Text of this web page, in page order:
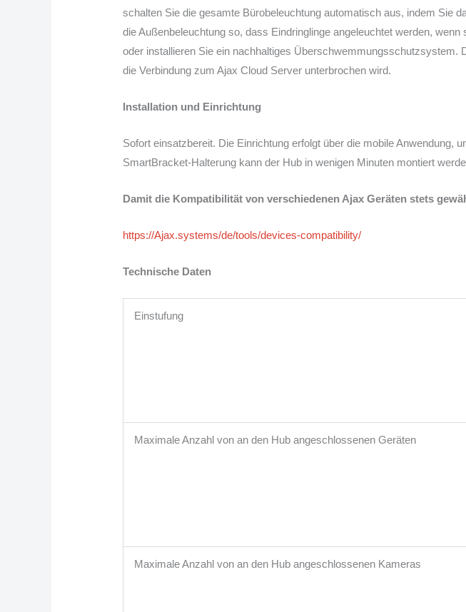
schalten Sie die gesamte Bürobeleuchtung automatisch aus, indem Sie
die Außenbeleuchtung so, dass Eindringlinge angeleuchtet werden,
oder installieren Sie ein nachhaltiges Überschwemmungsschutzsystem.
die Verbindung zum Ajax Cloud Server unterbrochen wird.
Installation und Einrichtung
Sofort einsatzbereit. Die Einrichtung erfolgt über die mobile Anwendung,
SmartBracket-Halterung kann der Hub in wenigen Minuten montiert
Damit die Kompatibilität von verschiedenen Ajax Geräten stets
https://Ajax.systems/de/tools/devices-compatibility/
Technische Daten
Einstufung
Maximale Anzahl von an den Hub angeschlossenen Geräten
Maximale Anzahl von an den Hub angeschlossenen Kameras